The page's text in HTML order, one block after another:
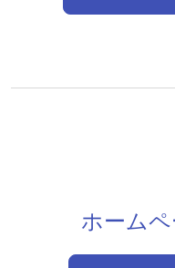
ホーム